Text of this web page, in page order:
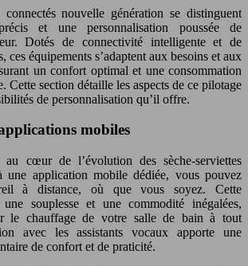
connectés nouvelle génération se distinguent
et une personnalisation poussée de
Dotés de connectivité intelligente et de
ces équipements s’adaptent aux besoins et aux
un confort optimal et une consommation
Cette section détaille les aspects de ce pilotage
de personnalisation qu’il offre.
mobiles
cœur de l’évolution des sèche-serviettes
une application mobile dédiée, vous pouvez
à distance, où que vous soyez. Cette
souplesse et une commodité inégalées,
le chauffage de votre salle de bain à tout
avec les assistants vocaux apporte une
de confort et de praticité.